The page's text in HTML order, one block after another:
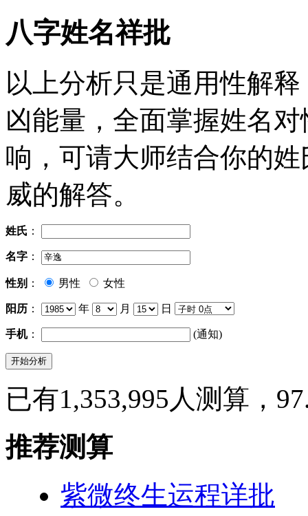
八字姓名祥批
以上分析只是通用性解
凶能量，全面掌握姓名
响，可请大师结合你的
威的解答。
姓氏 ：
名字 ：
性别 ： 男性 女性
阳历 ： 年 月 日
手机： (通知)
已有1,353,995人测算，
推荐测算
紫微终生运程详批